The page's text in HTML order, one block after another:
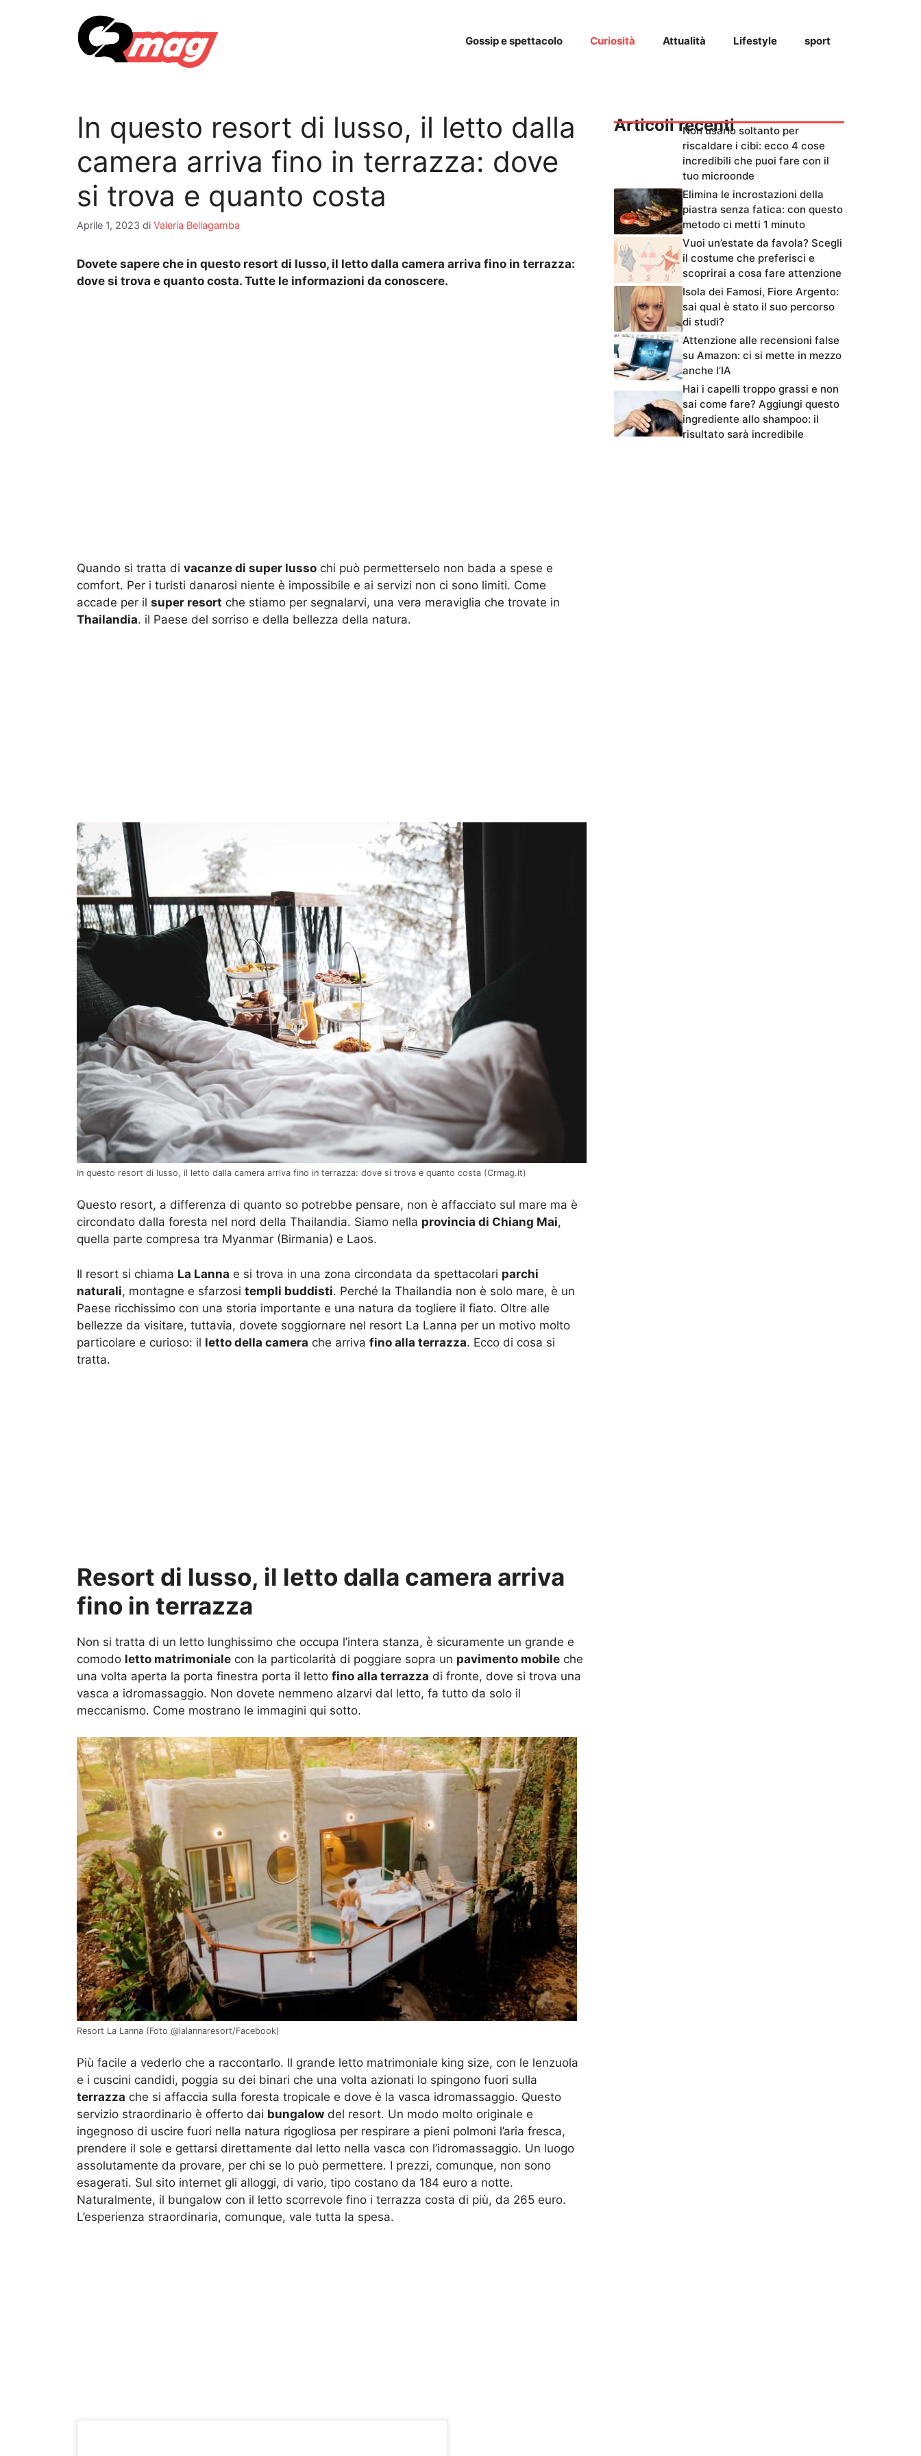
Gossip e spettacolo Curiosità Attualità Lifestyle sport
In questo resort di lusso, il letto dalla
camera arriva fino in terrazza: dove
si trova e quanto costa
Aprile 1, 2023 di Valeria Bellagamba
Dovete sapere che in questo resort di lusso, il letto dalla camera arriva fino in terrazza:
dove si trova e quanto costa. Tutte le informazioni da conoscere.
Quando si tratta di vacanze di super lusso chi può permetterselo non bada a spese e
comfort. Per i turisti danarosi niente è impossibile e ai servizi non ci sono limiti. Come
accade per il super resort che stiamo per segnalarvi, una vera meraviglia che trovate in
Thailandia. il Paese del sorriso e della bellezza della natura.
In questo resort di lusso, il letto dalla camera arriva fino in terrazza: dove si trova e quanto costa (Crmag.it)
Questo resort, a differenza di quanto so potrebbe pensare, non è affacciato sul mare ma è
circondato dalla foresta nel nord della Thailandia. Siamo nella provincia di Chiang Mai,
quella parte compresa tra Myanmar (Birmania) e Laos.
Il resort si chiama La Lanna e si trova in una zona circondata da spettacolari parchi
naturali, montagne e sfarzosi templi buddisti. Perché la Thailandia non è solo mare, è un
Paese ricchissimo con una storia importante e una natura da togliere il fiato. Oltre alle
bellezze da visitare, tuttavia, dovete soggiornare nel resort La Lanna per un motivo molto
particolare e curioso: il letto della camera che arriva fino alla terrazza. Ecco di cosa si
tratta.
Resort di lusso, il letto dalla camera arriva
fino in terrazza
Non si tratta di un letto lunghissimo che occupa l’intera stanza, è sicuramente un grande e
comodo letto matrimoniale con la particolarità di poggiare sopra un pavimento mobile che
una volta aperta la porta finestra porta il letto fino alla terrazza di fronte, dove si trova una
vasca a idromassaggio. Non dovete nemmeno alzarvi dal letto, fa tutto da solo il
meccanismo. Come mostrano le immagini qui sotto.
Resort La Lanna (Foto @lalannaresort/Facebook)
Più facile a vederlo che a raccontarlo. Il grande letto matrimoniale king size, con le lenzuola
e i cuscini candidi, poggia su dei binari che una volta azionati lo spingono fuori sulla
terrazza che si affaccia sulla foresta tropicale e dove è la vasca idromassaggio. Questo
servizio straordinario è offerto dai bungalow del resort. Un modo molto originale e
ingegnoso di uscire fuori nella natura rigogliosa per respirare a pieni polmoni l’aria fresca,
prendere il sole e gettarsi direttamente dal letto nella vasca con l’idromassaggio. Un luogo
assolutamente da provare, per chi se lo può permettere. I prezzi, comunque, non sono
esagerati. Sul sito internet gli alloggi, di vario, tipo costano da 184 euro a notte.
Naturalmente, il bungalow con il letto scorrevole fino i terrazza costa di più, da 265 euro.
L’esperienza straordinaria, comunque, vale tutta la spesa.
Articoli recentiNon usarlo soltanto per
riscaldare i cibi: ecco 4 cose
incredibili che puoi fare con il
tuo microonde
Elimina le incrostazioni della
piastra senza fatica: con questo
metodo ci metti 1 minuto
Vuoi un’estate da favola? Scegli
il costume che preferisci e
scoprirai a cosa fare attenzione
Isola dei Famosi, Fiore Argento:
sai qual è stato il suo percorso
di studi?
Attenzione alle recensioni false
su Amazon: ci si mette in mezzo
anche l’IA
Hai i capelli troppo grassi e non
sai come fare? Aggiungi questo
ingrediente allo shampoo: il
risultato sarà incredibile